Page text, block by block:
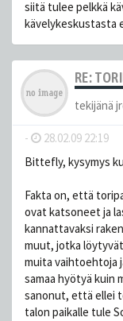
siitä tulee pelkkä
kävelykeskustasta
RE:
tekijänä
- 28.02.09 22:19
Bittefly, kysymys
Fakta on, että
ovat katsoneet ja
kannattavaksi
muut, jotka
muita vaihtoehtoja
samaa hyötyä kuin
sanonut, että ellei
talon paikalle tule